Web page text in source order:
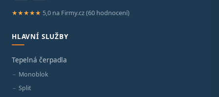
★★★★★ 5,0 na Firmy.cz (60 hodnocení)
HLAVNÍ SLUŽBY
Tepelná čerpadla
Monoblok
Split